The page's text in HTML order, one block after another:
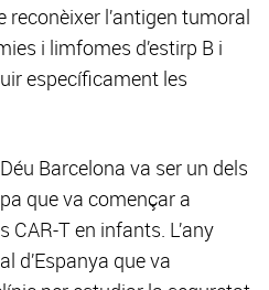
reconèixer l’antigen tumoral
i limfomes d’estirp B i
específicament les
Barcelona va ser un dels
que va començar a
T en infants. L’any
d’Espanya que va